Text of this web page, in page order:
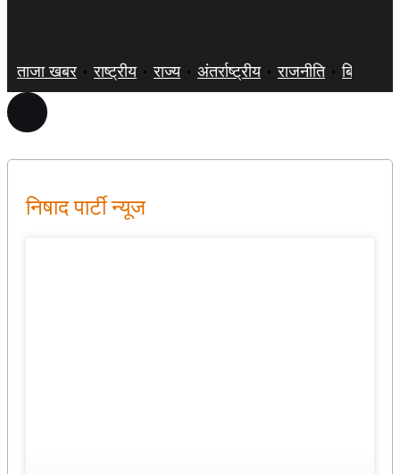
ताजा खबर राष्ट्रीय राज्य अंतर्राष्ट्रीय राजनीति बिज़नेस
निषाद पार्टी न्यूज